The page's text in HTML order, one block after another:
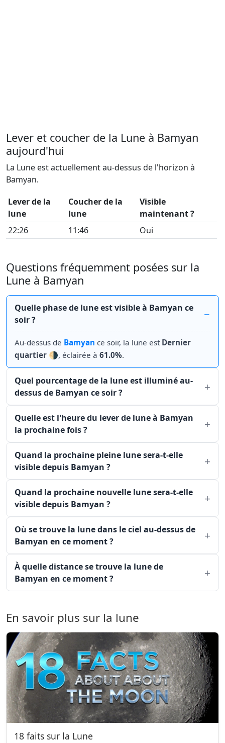
Lever et coucher de la Lune à Bamyan
aujourd'hui
La Lune est actuellement au-dessus de l'horizon à
Bamyan.
Lever de la
lune
Coucher de la
lune
Visible
maintenant ?
22:26
11:46 Oui
Questions fréquemment posées sur la
Lune à Bamyan
Quelle phase de lune est visible à Bamyan ce
soir ?
Au-dessus de Bamyan ce soir, la lune est Dernier
quartier 🌗, éclairée à 61.0%.
Quel pourcentage de la lune est illuminé au-
dessus de Bamyan ce soir ?
Quelle est l'heure du lever de lune à Bamyan
la prochaine fois ?
Quand la prochaine pleine lune sera-t-elle
visible depuis Bamyan ?
Quand la prochaine nouvelle lune sera-t-elle
visible depuis Bamyan ?
Où se trouve la lune dans le ciel au-dessus de
Bamyan en ce moment ?
À quelle distance se trouve la lune de
Bamyan en ce moment ?
En savoir plus sur la lune
18 faits sur la Lune